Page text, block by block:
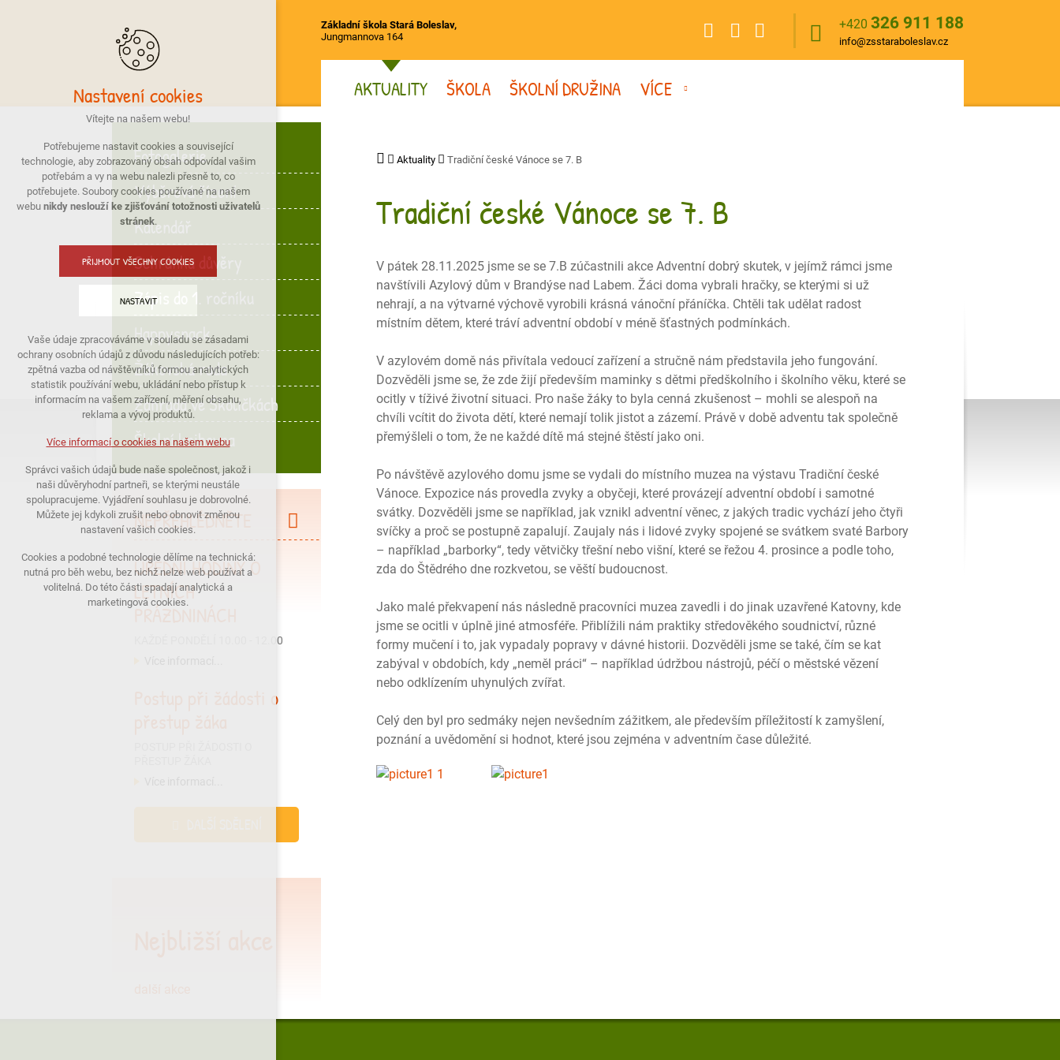
Základní škola Stará Boleslav,
Jungmannova 164
+420 326 911 188
info@zsstaraboleslav.cz
AKTUALITY ŠKOLA ŠKOLNÍ DRUŽINA VÍCE
Aktuality Tradiční české Vánoce se 7. B
Tradiční české Vánoce se 7. B
V pátek 28.11.2025 jsme se se 7.B zúčastnili akce Adventní dobrý skutek, v jejímž rámci jsme
navštívili Azylový dům v Brandýse nad Labem. Žáci doma vybrali hračky, se kterými si už
nehrají, a na výtvarné výchově vyrobili krásná vánoční přáníčka. Chtěli tak udělat radost
místním dětem, které tráví adventní období v méně šťastných podmínkách.
V azylovém domě nás přivítala vedoucí zařízení a stručně nám představila jeho fungování.
Dozvěděli jsme se, že zde žijí především maminky s dětmi předškolního i školního věku, které se
ocitly v tíživé životní situaci. Pro naše žáky to byla cenná zkušenost – mohli se alespoň na
chvíli vcítit do života dětí, které nemají tolik jistot a zázemí. Právě v době adventu tak společně
přemýšleli o tom, že ne každé dítě má stejné štěstí jako oni.
Po návštěvě azylového domu jsme se vydali do místního muzea na výstavu Tradiční české
Vánoce. Expozice nás provedla zvyky a obyčeji, které provázejí adventní období i samotné
svátky. Dozvěděli jsme se například, jak vznikl adventní věnec, z jakých tradic vychází jeho čtyři
svíčky a proč se postupně zapalují. Zaujaly nás i lidové zvyky spojené se svátkem svaté Barbory
– například „barborky“, tedy větvičky třešní nebo višní, které se řežou 4. prosince a podle toho,
zda do Štědrého dne rozkvetou, se věští budoucnost.
Jako malé překvapení nás následně pracovníci muzea zavedli i do jinak uzavřené Katovny, kde
jsme se ocitli v úplně jiné atmosféře. Přiblížili nám praktiky středověkého soudnictví, různé
formy mučení i to, jak vypadaly popravy v dávné historii. Dozvěděli jsme se také, čím se kat
zabýval v obdobích, kdy „neměl práci“ – například údržbou nástrojů, péčí o městské vězení
nebo odklízením uhynulých zvířat.
Celý den byl pro sedmáky nejen nevšedním zážitkem, ale především příležitostí k zamyšlení,
poznání a uvědomění si hodnot, které jsou zejména v adventním čase důležité.
Fotogalerie
Výběrová řízení
Kalendář
Schránka důvěry
Zápis do 1. ročníku
Happysnack
Žákovská rada
Zahrada ve Školičkách
Školní knihovna
NEPŘEHLÉDNĚTE
ÚŘEDNÍ HODINY O
LETNÍCH
KAŽDÉ PONDĚLÍ 10.00 - 12.00
Postup při žádosti o
Nastavení cookies
Vítejte na našem webu!
Potřebujeme nastavit cookies a související
technologie, aby zobrazovaný obsah odpovídal vašim
potřebám a vy na webu nalezli přesně to, co
potřebujete. Soubory cookies používané na našem
webu nikdy neslouží ke zjišťování totožnosti uživatelů
stránek.
PŘIJMOUT VŠECHNY COOKIES
NASTAVIT
Technická cookies
nutná pro provozování webu
udržení kontextu stránek (session):
případná přihlášení, volby jazyka, apod.
Volitelná cookies
vyhodnocení návštěvnosti
marketingová cookies (Google)
Více informací o cookies na našem webu
PŘIJMOUT VŠECHNY COOKIES
Vaše údaje zpracováváme v souladu se zásadami
ochrany osobních údajů z důvodu následujících potřeb:
zpětná vazba od návštěvníků formou analytických
statistik používání webu, ukládání nebo přístup k
informacím na vašem zařízení, měření obsahu,
reklama a vývoj produktů.
Více informací o cookies na našem webu
Správci vašich údajů bude naše společnost, jakož i
naši důvěryhodní partneři, se kterými neustále
spolupracujeme. Vyjádření souhlasu je dobrovolné.
Můžete jej kdykoli zrušit nebo obnovit změnou
nastavení vašich cookies.
Cookies a podobné technologie dělíme na technická:
nutná pro běh webu, bez nichž nelze web používat a
volitelná. Do této části spadají analytická a
marketingová cookies.